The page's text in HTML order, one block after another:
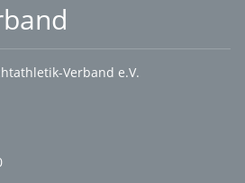
Verband e.V.